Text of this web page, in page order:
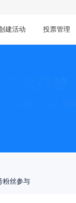
建活动 投票管理
粉丝参与